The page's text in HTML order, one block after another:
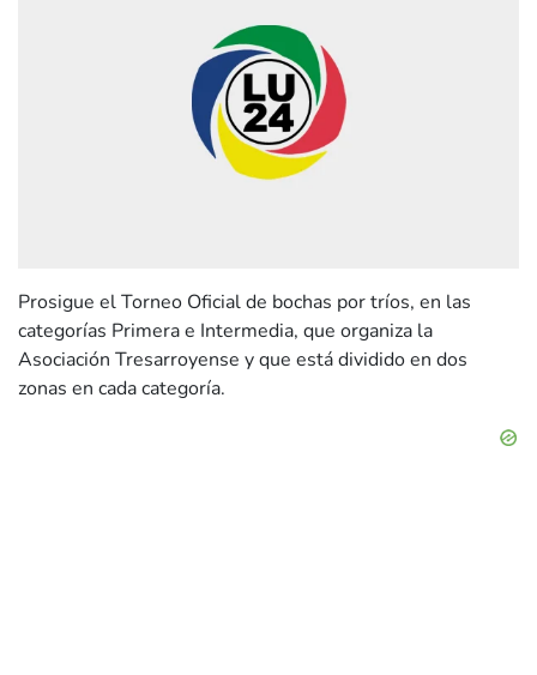
Prosigue el Torneo Oficial de bochas por tríos, en las
categorías Primera e Intermedia, que organiza la
Asociación Tresarroyense y que está dividido en dos
zonas en cada categoría.